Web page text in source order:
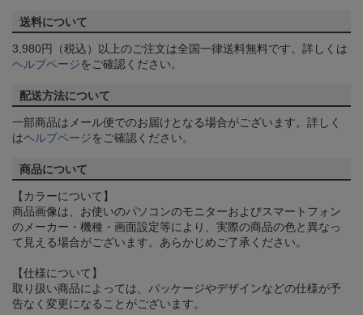
送料について
3,980円（税込）以上のご注文は全国一律送料無料です。詳しくは
ヘルプページをご確認ください。
配送方法について
一部商品はメール便でのお届けとなる場合がございます。詳しく
はヘルプページをご確認ください。
商品について
【カラーについて】
商品画像は、お使いのパソコンのモニターおよびスマートフォン
のメーカー・機種・画面設定等により、実際の商品の色と異なっ
て見える場合がございます。あらかじめご了承ください。
【仕様について】
取り扱い商品によっては、パッケージやデザインなどの仕様が予
告なく変更になることがございます。